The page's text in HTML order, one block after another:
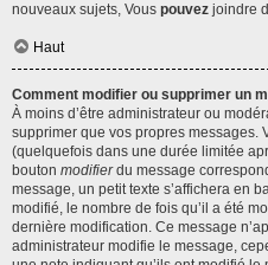
nouveaux sujets, Vous pouvez joindre
Haut
Comment modifier ou supprimer un
À moins d’être administrateur ou
supprimer que vos propres messages.
(quelquefois dans une durée limitée
bouton modifierdu message
message, un petit texte s’affichera en
modifié, le nombre de fois qu’il a été
dernière modification. Ce message
administrateur modifie le message,